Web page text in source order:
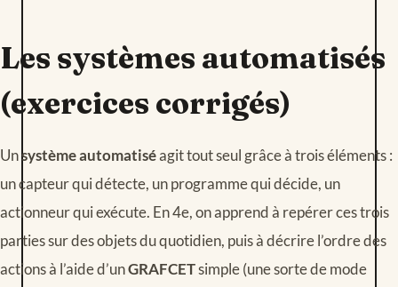
Les systèmes automatisés
(exercices corrigés)
Unsystème automatiséagit tout seul grâce à trois éléments :
un capteur qui détecte, un programme qui décide, un
actionneur qui exécute. En 4e, on apprend à repérer ces trois
parties sur des objets du quotidien, puis à décrire l’ordre des
actions à l’aide d’unGRAFCETsimple (une sorte de mode